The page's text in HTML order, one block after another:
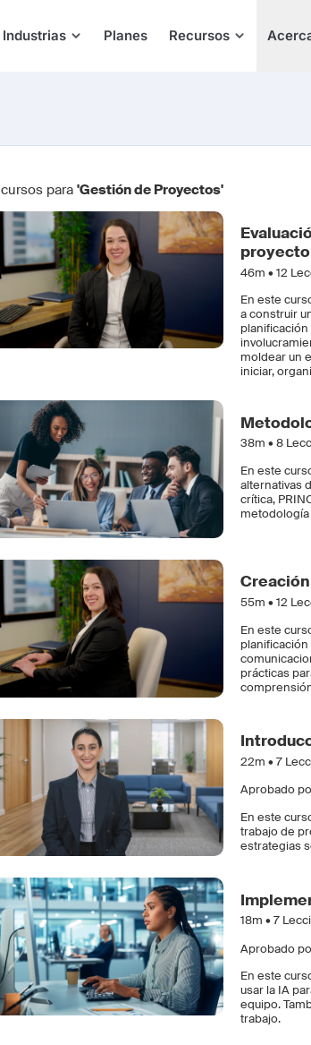
Industrias Planes Recursos
cursos para'Gestión de Proyectos'
proyecto
46m •12
En este
a construir
moldear un
iniciar,
38m •8
En este
alternativas
crítica,
55m •12
En este
prácticas
22m •7
Aprobado
En este
trabajo de
estrategias
18m •7
Aprobado
En este
usar la IA
equipo.
trabajo.